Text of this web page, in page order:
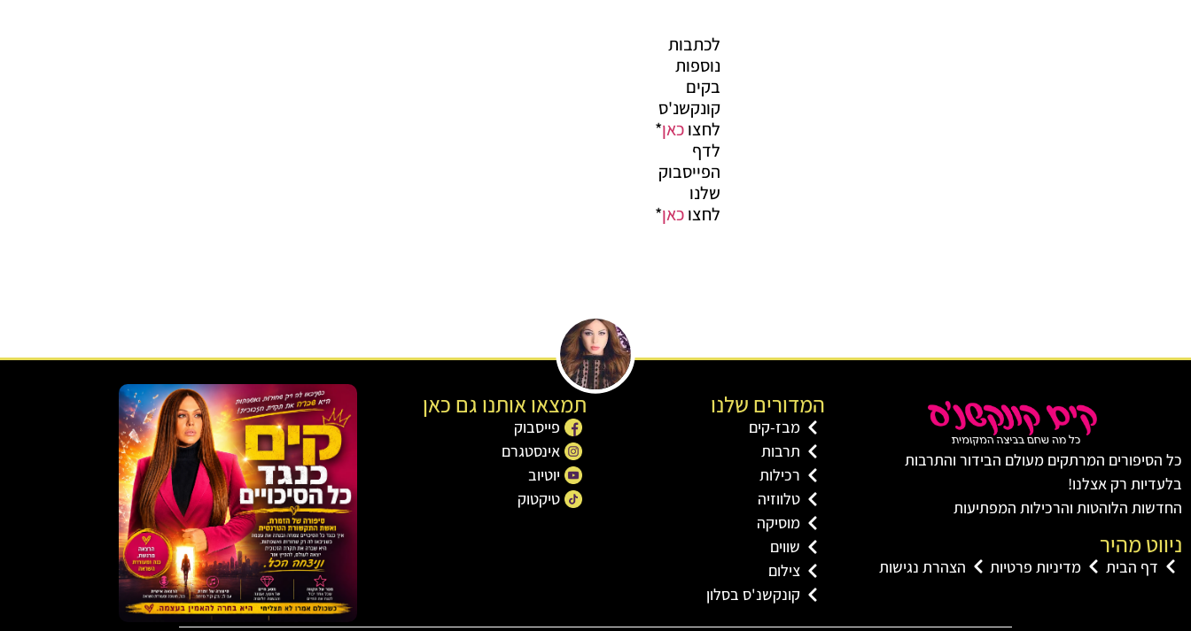
לכתבות
נוספות
בקים
קונקשנ'ס
לחצוכאן*
לדף
הפייסבוק
שלנו
לחצוכאן*
כל הסיפורים המרתקים מעולם הבידור והתרבות
בלעדיות רק אצלנו!
החדשות הלוהטות והרכילות המפתיעות
ניווט מהיר
דף הבית מדיניות פרטיות הצהרת נגישות
המדורים שלנו
מבז-קים
תרבות
רכילות
טלווזיה
מוסיקה
שווים
צילום
קונקשנ'ס בסלון
תמצאו אותנו גם כאן
פייסבוק
אינסטגרם
יוטיוב
טיקטוק